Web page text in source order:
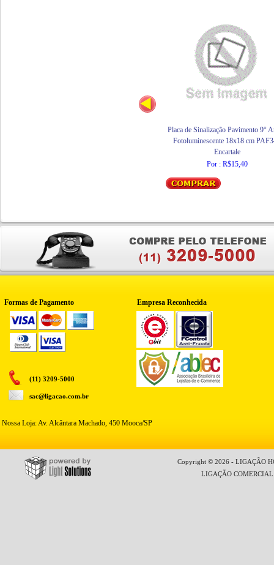
Placa de Sinalização Pavimento 9°
Fotoluminescente 18x18 cm
Encartale
Por : R$15,40
Formas de Pagamento Empresa Reconhecida
(11) 3209-5000
sac@ligacao.com.br
Nossa Loja: Av. Alcântara Machado, 450 Mooca/SP
Copyright © 2026 - LIGAÇÃO
LIGAÇÃO